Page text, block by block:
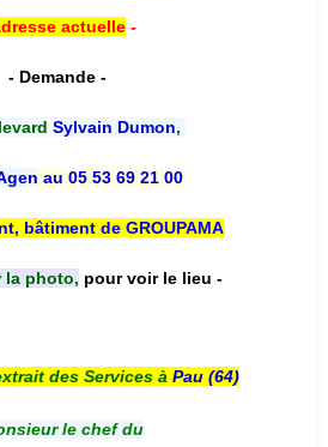
actuelle-
- Demande -
Sylvain Dumon,
au 05 53 69 21 00
bâtiment de GROUPAMA
la photo, pour voir le lieu -
xtrait des Services à Pau (64)
le chef du